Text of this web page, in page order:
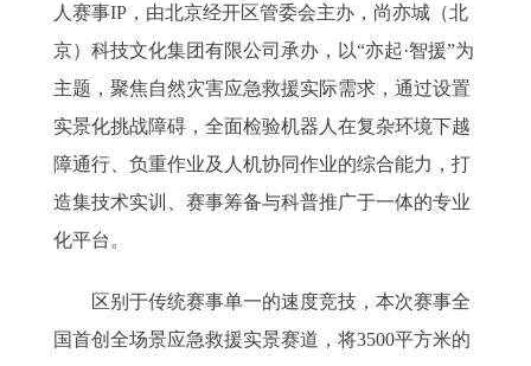
人赛事IP，由北京经开区管委会主办，尚亦城（北
京）科技文化集团有限公司承办，以“亦起·智援”为
主题，聚焦自然灾害应急救援实际需求，通过设置
实景化挑战障碍，全面检验机器人在复杂环境下越
障通行、负重作业及人机协同作业的综合能力，打
造集技术实训、赛事筹备与科普推广于一体的专业
化平台。
区别于传统赛事单一的速度竞技，本次赛事全
国首创全场景应急救援实景赛道，将3500平方米的